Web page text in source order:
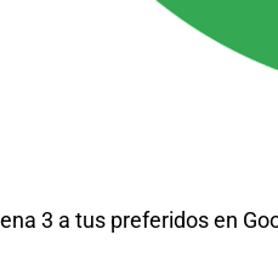
3 a tus preferidos en